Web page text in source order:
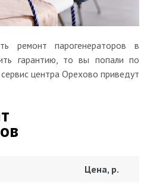
ремонт парогенераторов в
гарантию, то вы попали по
центра Орехово приведут
Цена, р.